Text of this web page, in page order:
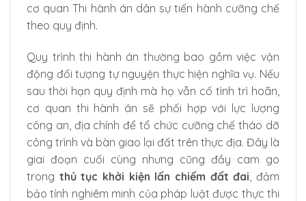
cơ quan Thi hành án dân sự tiến hành cưỡng chế
theo quy định.
Quy trình thi hành án thường bao gồm việc vận
động đối tượng tự nguyện thực hiện nghĩa vụ. Nếu
sau thời hạn quy định mà họ vẫn cố tình trì hoãn,
cơ quan thi hành án sẽ phối hợp với lực lượng
công an, địa chính để tổ chức cưỡng chế tháo dỡ
công trình và bàn giao lại đất trên thực địa. Đây là
giai đoạn cuối cùng nhưng cũng đầy cam go
trong thủ tục khởi kiện lấn chiếm đất đai, đảm
bảo tính nghiêm minh của pháp luật được thực thi